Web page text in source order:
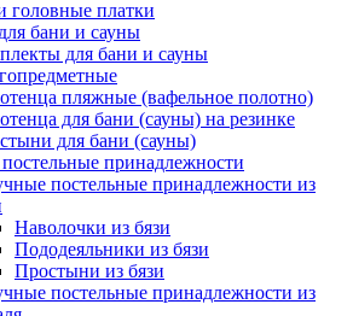
головные платки
бани и сауны
для бани и сауны
пляжные (вафельное полотно)
для бани (сауны) на резинке
для бани (сауны)
принадлежности
постельные принадлежности из
Наволочки из бязи
Пододеяльники из бязи
Простыни из бязи
постельные принадлежности из